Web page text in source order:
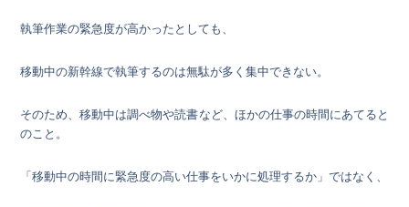
執筆作業の緊急度が高かったとしても、
移動中の新幹線で執筆するのは無駄が多く集中できない。
そのため、移動中は調べ物や読書など、ほかの仕事の時間にあてると
のこと。
「移動中の時間に緊急度の高い仕事をいかに処理するか」ではなく、